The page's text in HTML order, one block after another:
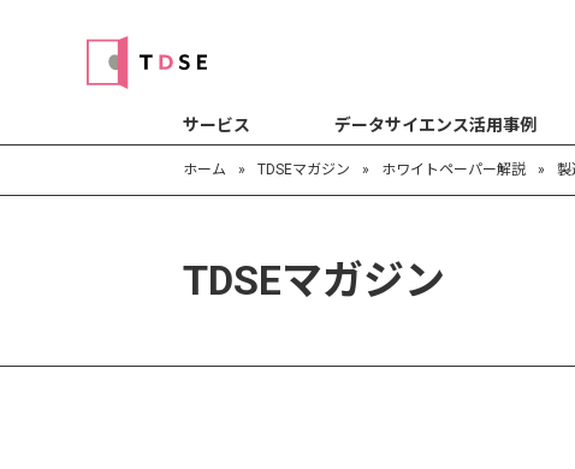
サービス データサイエンス活用事例
ホーム » TDSEマガジン » ホワイトペーパー解説 » 製
TDSEマガジン